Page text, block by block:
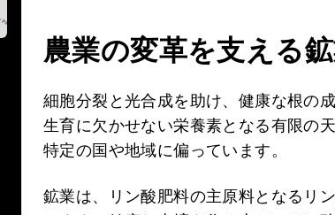
農業の変革を支える
細胞分裂と光合成を助け、健康な根の
生育に欠かせない栄養素となる有限の
特定の国や地域に偏っています。
鉱業は、リン酸肥料の主原料となるリ